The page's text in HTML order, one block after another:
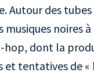
des tubes
musiques noires
dont la
tentatives de «